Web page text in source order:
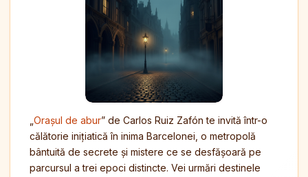
Orașul de abur” de Carlos Ruiz Zafón te invită într-o
călătorie inițiatică în inima Barcelonei, o metropolă
bântuită de secrete și mistere ce se desfășoară pe
parcursul a trei epoci distincte. Vei urmări destinele